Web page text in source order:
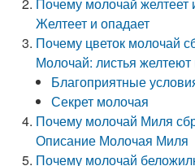
Желтеет и опадает
Почему цветок молочай
Молочай: листья
Благоприятные
Секрет молочая
Почему молочай Миля
Описание Молочая Миля
Почему молочай